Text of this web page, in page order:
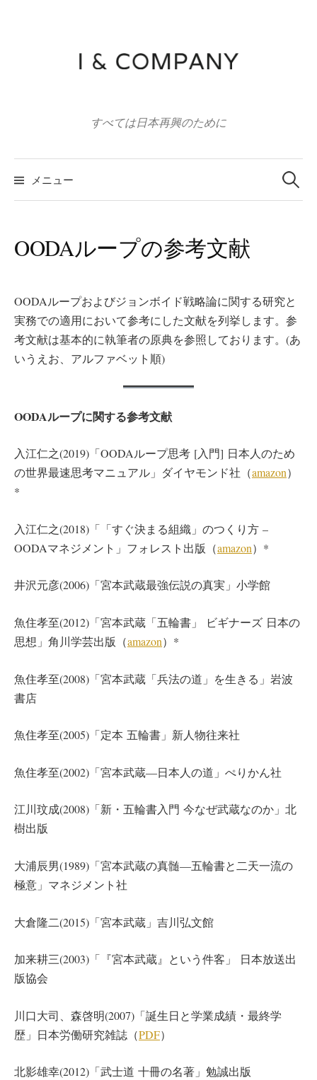
ッ
プ
すべては日本再興のために
メニュー
検
索:
OODAループの参考文献
OODAループおよびジョンボイド戦略論に関する研究と
実務での適用において参考にした文献を列挙します。参
考文献は基本的に執筆者の原典を参照しております。(あ
いうえお、アルファベット順)
OODAループに関する参考文献
入江仁之(2019)「OODAループ思考 [入門] 日本人のため
の世界最速思考マニュアル」ダイヤモンド社（amazon）
*
入江仁之(2018)「「すぐ決まる組織」のつくり方 –
OODAマネジメント」フォレスト出版（amazon）*
井沢元彦(2006)「宮本武蔵最強伝説の真実」小学館
魚住孝至(2012)「宮本武蔵「五輪書」 ビギナーズ 日本の
思想」角川学芸出版（amazon）*
魚住孝至(2008)「宮本武蔵「兵法の道」を生きる」岩波
書店
魚住孝至(2005)「定本 五輪書」新人物往来社
魚住孝至(2002)「宮本武蔵―日本人の道」ぺりかん社
江川玟成(2008)「新・五輪書入門 今なぜ武蔵なのか」北
樹出版
大浦辰男(1989)「宮本武蔵の真髄―五輪書と二天一流の
極意」マネジメント社
大倉隆二(2015)「宮本武蔵」吉川弘文館
加来耕三(2003)「『宮本武蔵』という件客」 日本放送出
版協会
川口大司、森啓明(2007)「誕生日と学業成績・最終学
歴」日本労働研究雑誌（PDF）
北影雄幸(2012)「武士道 十冊の名著」勉誠出版